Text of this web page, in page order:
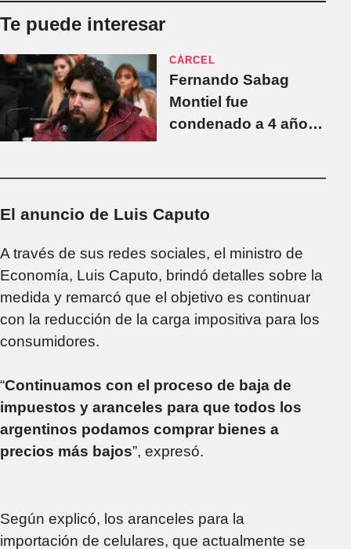
Te puede interesar
CÁRCEL
Fernando Sabag
Montiel fue
condenado a 4 años
pornografía infantil
El anuncio de Luis Caputo
A través de sus redes sociales, el ministro de
Economía, Luis Caputo, brindó detalles sobre la
medida y remarcó que el objetivo es continuar
con la reducción de la carga impositiva para los
consumidores.
“Continuamos con el proceso de baja de
impuestos y aranceles para que todos los
argentinos podamos comprar bienes a
precios más bajos”, expresó.
Según explicó, los aranceles para la
importación de celulares, que actualmente se